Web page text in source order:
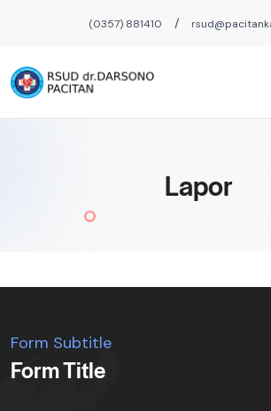
(0357) 881410 /
Lapor
Form Subtitle
Form Title